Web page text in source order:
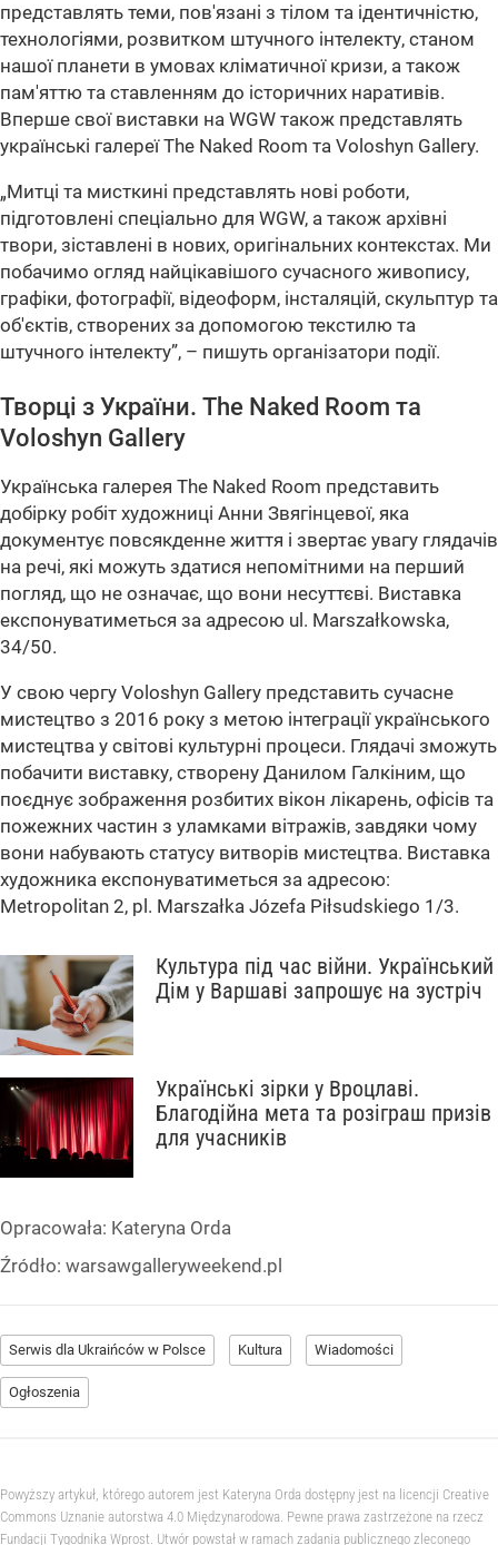
представлять теми, пов'язані з тілом та ідентичністю,
технологіями, розвитком штучного інтелекту, станом
нашої планети в умовах кліматичної кризи, а також
пам'яттю та ставленням до історичних наративів.
Вперше свої виставки на WGW також представлять
українські галереї The Naked Room та Voloshyn Gallery.
„Митці та мисткині представлять нові роботи,
підготовлені спеціально для WGW, а також архівні
твори, зіставлені в нових, оригінальних контекстах. Ми
побачимо огляд найцікавішого сучасного живопису,
графіки, фотографії, відеоформ, інсталяцій, скульптур та
об'єктів, створених за допомогою текстилю та
штучного інтелекту”, – пишуть організатори події.
Творці з України. The Naked Room та
Voloshyn Gallery
Українська галерея The Naked Room представить
добірку робіт художниці Анни Звягінцевої, яка
документує повсякденне життя і звертає увагу глядачів
на речі, які можуть здатися непомітними на перший
погляд, що не означає, що вони несуттєві. Виставка
експонуватиметься за адресою ul. Marszałkowska,
34/50.
У свою чергу Voloshyn Gallery представить сучасне
мистецтво з 2016 року з метою інтеграції українського
мистецтва у світові культурні процеси. Глядачі зможуть
побачити виставку, створену Данилом Галкіним, що
поєднує зображення розбитих вікон лікарень, офісів та
пожежних частин з уламками вітражів, завдяки чому
вони набувають статусу витворів мистецтва. Виставка
художника експонуватиметься за адресою:
Metropolitan 2, pl. Marszałka Józefa Piłsudskiego 1/3.
Культура під час війни. Український
Дім у Варшаві запрошує на зустріч
Українські зірки у Вроцлаві.
Благодійна мета та розіграш призів
для учасників
Opracowała: Kateryna Orda
Źródło: warsawgalleryweekend.pl
Serwis dla Ukraińców w Polsce Kultura Wiadomości
Ogłoszenia
Powyższy artykuł, którego autorem jest Kateryna Orda dostępny jest na licencji Creative
Commons Uznanie autorstwa 4.0 Międzynarodowa. Pewne prawa zastrzeżone na rzecz
Fundacji Tygodnika Wprost. Utwór powstał w ramach zadania publicznego zleconego